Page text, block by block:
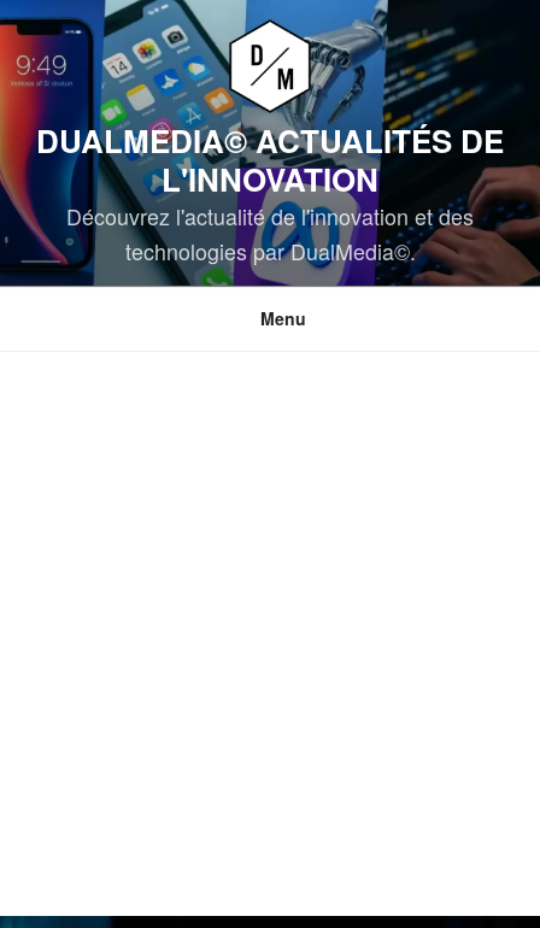
Aller
au
contenu
DUALMEDIA© ACTUALITÉS DE
L'INNOVATION
Découvrez l'actualité de l'innovation et des
technologies par DualMedia©.
Menu